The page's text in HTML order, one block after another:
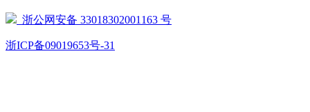
浙公网安备 33018302001163 号
浙ICP备09019653号-31